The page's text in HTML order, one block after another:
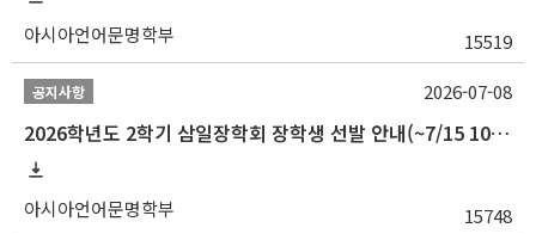
아시아언어문명학부 15519
공지사항
2026학년도 2학기 삼일장학회 장학생 선발 안내(~7/15 10:00)
아시아언어문명학부 15748
2026-07-08